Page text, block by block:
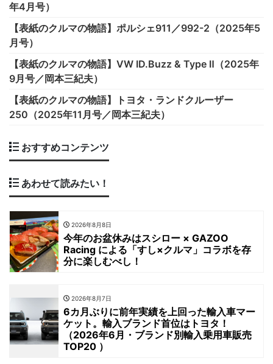
年4月号）
【表紙のクルマの物語】ポルシェ911／992-2（2025年5
月号）
【表紙のクルマの物語】VW ID.Buzz & Type Ⅱ（2025年
9月号／岡本三紀夫）
【表紙のクルマの物語】トヨタ・ランドクルーザー
250（2025年11月号／岡本三紀夫）
おすすめコンテンツ
あわせて読みたい！
2026年8月8日
今年のお盆休みはスシロー × GAZOO
Racing による「すし×クルマ」コラボを存
分に楽しむべし！
2026年8月7日
6カ月ぶりに前年実績を上回った輸入車マー
ケット。輸入ブランド首位はトヨタ！
（2026年6月・ブランド別輸入乗用車販売
TOP20 ）